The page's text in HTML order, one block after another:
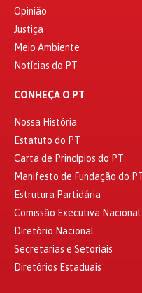
Opinião
Justiça
Meio Ambiente
Notícias do PT
CONHEÇA O PT
Nossa História
Estatuto do PT
Carta de Princípios do PT
Manifesto de Fundação do
Estrutura Partidária
Comissão Executiva Nacional
Diretório Nacional
Secretarias e Setoriais
Diretórios Estaduais